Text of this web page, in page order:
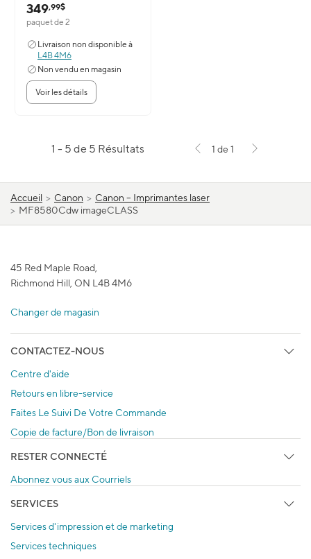
349,99$
paquet de 2
Livraison non disponible à
L4B 4M6
Non vendu en magasin
Voir les détails
1 - 5 de 5 Résultats 1 de 1
Accueil > Canon > Canon – Imprimantes laser
> MF8580Cdw imageCLASS
45 Red Maple Road,
Richmond Hill, ON L4B 4M6
Changer de magasin
CONTACTEZ-NOUS
Centre d'aide
Retours en libre-service
Faites Le Suivi De Votre Commande
Copie de facture/Bon de livraison
RESTER CONNECTÉ
Abonnez vous aux Courriels
SERVICES
Services d'impression et de marketing
Services techniques